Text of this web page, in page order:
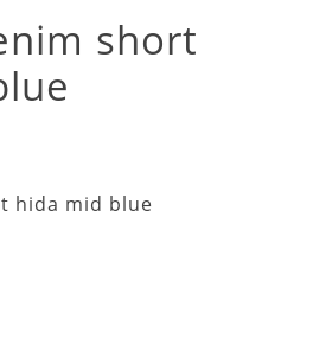
short
hida mid blue
dit product is